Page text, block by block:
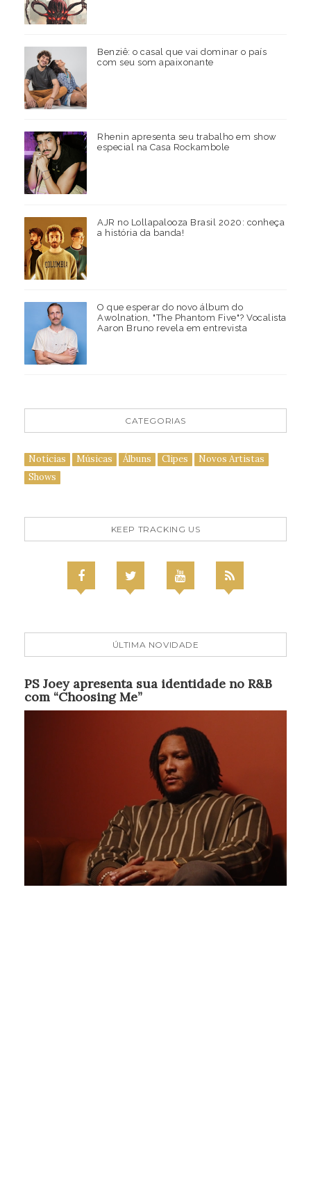
Benziê: o casal que vai dominar o país
com seu som apaixonante
Rhenin apresenta seu trabalho em show
especial na Casa Rockambole
AJR no Lollapalooza Brasil 2020: conheça
a história da banda!
O que esperar do novo álbum do
Awolnation, "The Phantom Five"? Vocalista
Aaron Bruno revela em entrevista
CATEGORIAS
Notícias Músicas Álbuns Clipes
Novos Artistas
Shows
KEEP TRACKING US
ÚLTIMA NOVIDADE
PS Joey apresenta sua identidade no R&B
com “Choosing Me”